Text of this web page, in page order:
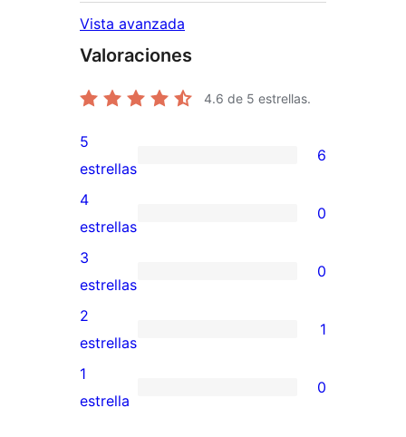
Vista avanzada
Valoraciones
4.6 de 5 estrellas.
6
valoraciones
de
5
estrellas
5
estrellas
6
0
valoraciones
de
4
estrellas
4
estrellas
0
0
valoraciones
de
3
estrellas
3
estrellas
0
1
valoración
de
2
estrellas
1
0
1
estrella
0